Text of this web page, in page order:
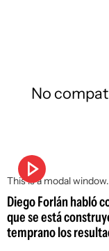
This is a modal window.
No
Diego Forlán habló
que se está
temprano los